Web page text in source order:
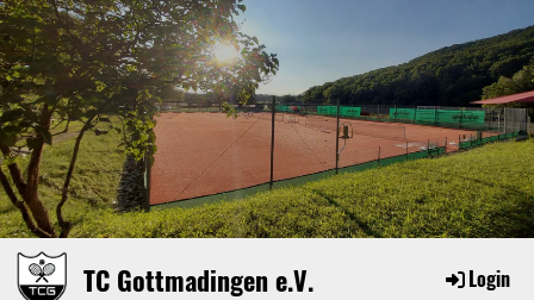
TC Gottmadingen e.V. Login